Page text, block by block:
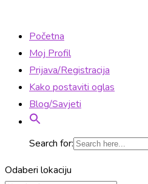
Početna
Moj Profil
Prijava/Registracija
Kako postaviti oglas
Blog/Savjeti
Search for:
Odaberi lokaciju